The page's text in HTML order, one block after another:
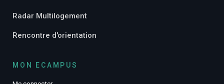
Radar Multilogement
Rencontre d'orientation
MON ECAMPUS